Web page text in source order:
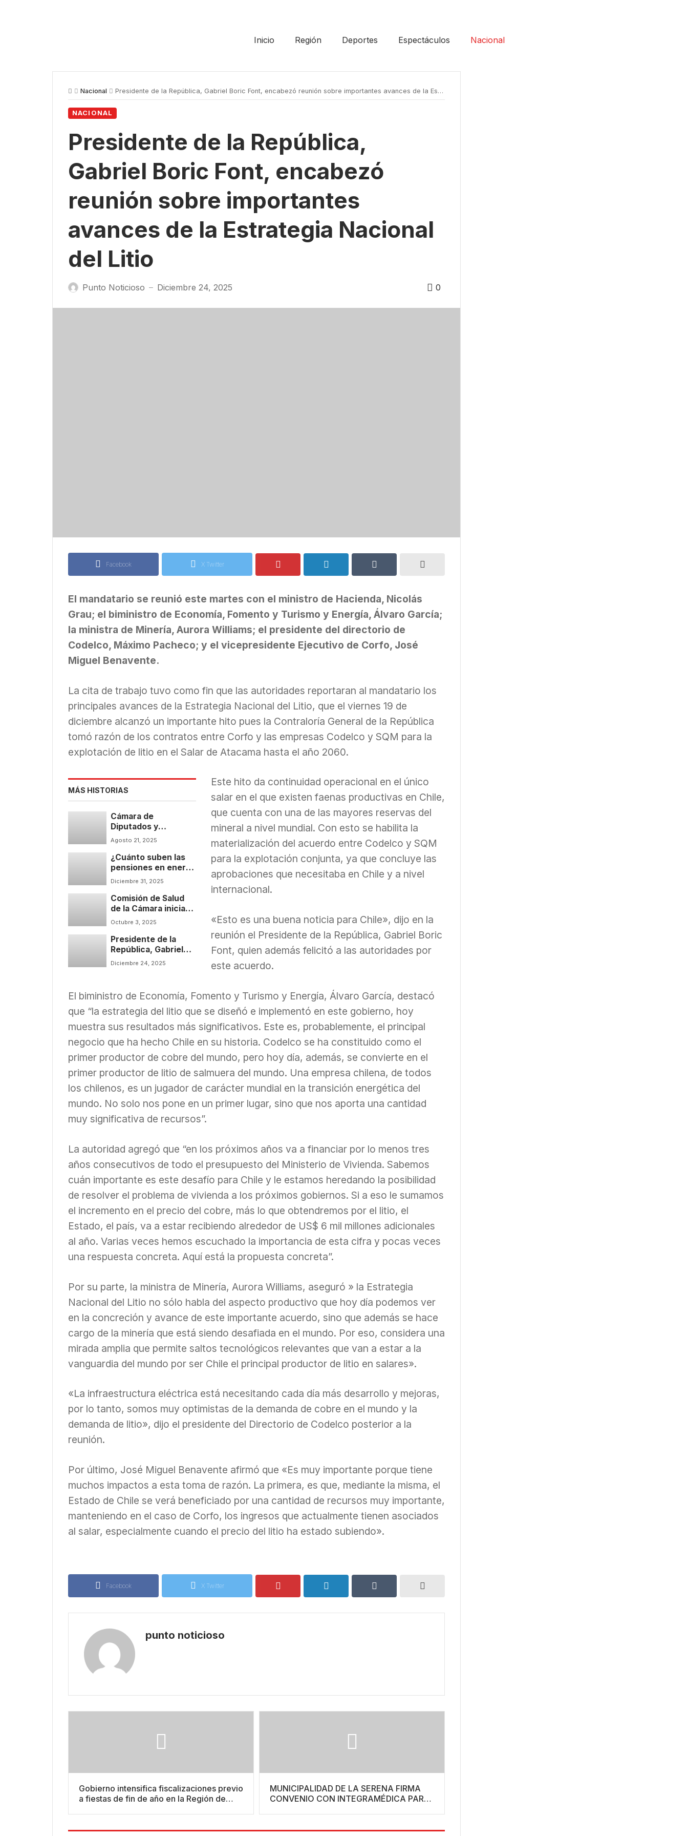
Inicio Región Deportes Espectáculos Nacional
Nacional Presidente de la República, Gabriel Boric Font, encabezó reunión sobre importantes avances de la Estrategia Nacional del Litio
NACIONAL
Presidente de la República,
Gabriel Boric Font, encabezó
reunión sobre importantes
avances de la Estrategia Nacional
del Litio
Punto Noticioso — Diciembre 24, 2025 0
Facebook X Twitter
El mandatario se reunió este martes con el ministro de Hacienda, Nicolás
Grau; el biministro de Economía, Fomento y Turismo y Energía, Álvaro García;
la ministra de Minería, Aurora Williams; el presidente del directorio de
Codelco, Máximo Pacheco; y el vicepresidente Ejecutivo de Corfo, José
Miguel Benavente.
La cita de trabajo tuvo como fin que las autoridades reportaran al mandatario los
principales avances de la Estrategia Nacional del Litio, que el viernes 19 de
diciembre alcanzó un importante hito pues la Contraloría General de la República
tomó razón de los contratos entre Corfo y las empresas Codelco y SQM para la
explotación de litio en el Salar de Atacama hasta el año 2060.
MÁS HISTORIAS
Cámara de
Diputados y
Diputadas aprueba
pone fin al CAE y
crea un nuevo
instrumento de
la educación
superior (FES)
Agosto 21, 2025
¿Cuánto suben las
pensiones en enero
2026?
Diciembre 31, 2025
Comisión de Salud
de la Cámara inicia
discusión por
permite abortocon
plazos
Octubre 3, 2025
Presidente de la
República, Gabriel
Boric Font,
avances de la
Estrategia Nacional
del Litio
Diciembre 24, 2025
Este hito da continuidad operacional en el único
salar en el que existen faenas productivas en Chile,
que cuenta con una de las mayores reservas del
mineral a nivel mundial. Con esto se habilita la
materialización del acuerdo entre Codelco y SQM
para la explotación conjunta, ya que concluye las
aprobaciones que necesitaba en Chile y a nivel
internacional.
«Esto es una buena noticia para Chile», dijo en la
reunión el Presidente de la República, Gabriel Boric
Font, quien además felicitó a las autoridades por
este acuerdo.
El biministro de Economía, Fomento y Turismo y Energía, Álvaro García, destacó
que “la estrategia del litio que se diseñó e implementó en este gobierno, hoy
muestra sus resultados más significativos. Este es, probablemente, el principal
negocio que ha hecho Chile en su historia. Codelco se ha constituido como el
primer productor de cobre del mundo, pero hoy día, además, se convierte en el
primer productor de litio de salmuera del mundo. Una empresa chilena, de todos
los chilenos, es un jugador de carácter mundial en la transición energética del
mundo. No solo nos pone en un primer lugar, sino que nos aporta una cantidad
muy significativa de recursos”.
La autoridad agregó que “en los próximos años va a financiar por lo menos tres
años consecutivos de todo el presupuesto del Ministerio de Vivienda. Sabemos
cuán importante es este desafío para Chile y le estamos heredando la posibilidad
de resolver el problema de vivienda a los próximos gobiernos. Si a eso le sumamos
el incremento en el precio del cobre, más lo que obtendremos por el litio, el
Estado, el país, va a estar recibiendo alrededor de US$ 6 mil millones adicionales
al año. Varias veces hemos escuchado la importancia de esta cifra y pocas veces
una respuesta concreta. Aquí está la propuesta concreta”.
Por su parte, la ministra de Minería, Aurora Williams, aseguró » la Estrategia
Nacional del Litio no sólo habla del aspecto productivo que hoy día podemos ver
en la concreción y avance de este importante acuerdo, sino que además se hace
cargo de la minería que está siendo desafiada en el mundo. Por eso, considera una
mirada amplia que permite saltos tecnológicos relevantes que van a estar a la
vanguardia del mundo por ser Chile el principal productor de litio en salares».
«La infraestructura eléctrica está necesitando cada día más desarrollo y mejoras,
por lo tanto, somos muy optimistas de la demanda de cobre en el mundo y la
demanda de litio», dijo el presidente del Directorio de Codelco posterior a la
reunión.
Por último, José Miguel Benavente afirmó que «Es muy importante porque tiene
muchos impactos a esta toma de razón. La primera, es que, mediante la misma, el
Estado de Chile se verá beneficiado por una cantidad de recursos muy importante,
manteniendo en el caso de Corfo, los ingresos que actualmente tienen asociados
al salar, especialmente cuando el precio del litio ha estado subiendo».
Facebook X Twitter
punto noticioso
Gobierno intensifica fiscalizaciones previo
a fiestas de fin de año en la Región de
MUNICIPALIDAD DE LA SERENA FIRMA
CONVENIO CON INTEGRAMÉDICA PARA